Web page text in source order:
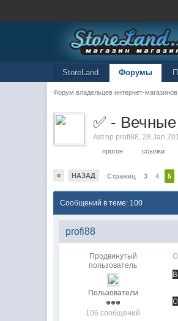
StoreLand Форумы
Форум владельцев интернет-магазинов
✅ -
Автор profi88,28 Jan
прогон ссылки
« НАЗАД Страниц 3 4 5
Сообщений в теме: 100
profi88
Продвинутый
пользователь
Пользователи
106 сообщений